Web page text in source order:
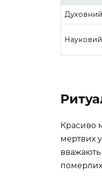
Духовний
Науковий
Красиво
мертвих
вважають
померлих